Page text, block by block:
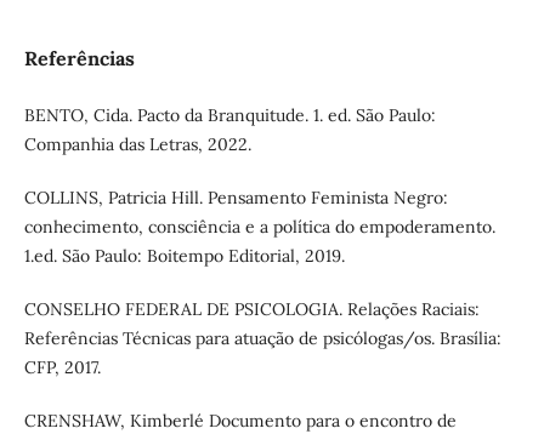
Referências
BENTO, Cida. Pacto da Branquitude. 1. ed. São Paulo:
Companhia das Letras, 2022.
COLLINS, Patricia Hill. Pensamento Feminista Negro:
conhecimento, consciência e a política do empoderamento.
1.ed. São Paulo: Boitempo Editorial, 2019.
CONSELHO FEDERAL DE PSICOLOGIA. Relações Raciais:
Referências Técnicas para atuação de psicólogas/os. Brasília:
CFP, 2017.
CRENSHAW, Kimberlé Documento para o encontro de